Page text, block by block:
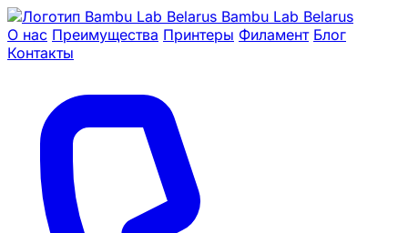
Bambu Lab Belarus
О нас Преимущества Принтеры Филамент Блог
Контакты